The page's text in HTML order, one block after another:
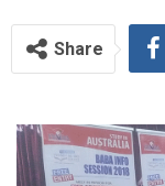
Share